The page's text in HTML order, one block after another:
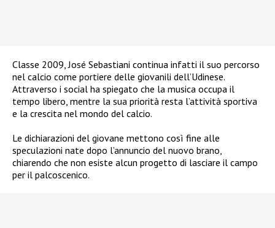
Classe 2009, José Sebastiani continua infatti il suo percorso
nel calcio come portiere delle giovanili dell’Udinese.
Attraverso i social ha spiegato che la musica occupa il
tempo libero, mentre la sua priorità resta l’attività sportiva
e la crescita nel mondo del calcio.
Le dichiarazioni del giovane mettono così fine alle
speculazioni nate dopo l’annuncio del nuovo brano,
chiarendo che non esiste alcun progetto di lasciare il campo
per il palcoscenico.